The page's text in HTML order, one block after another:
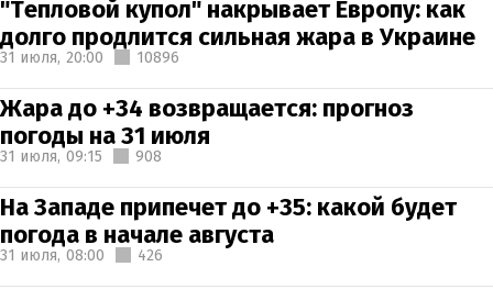
"Тепловой купол" накрывает Европу: как
долго продлится сильная жара в Украине
31 июля, 20:00 10896
Жара до +34 возвращается: прогноз
погоды на 31 июля
31 июля, 09:15 908
На Западе припечет до +35: какой будет
погода в начале августа
31 июля, 08:00 426